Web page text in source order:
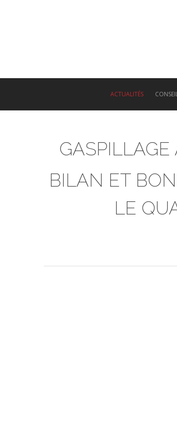
ACTUALITÉS
BILAN ET
LE